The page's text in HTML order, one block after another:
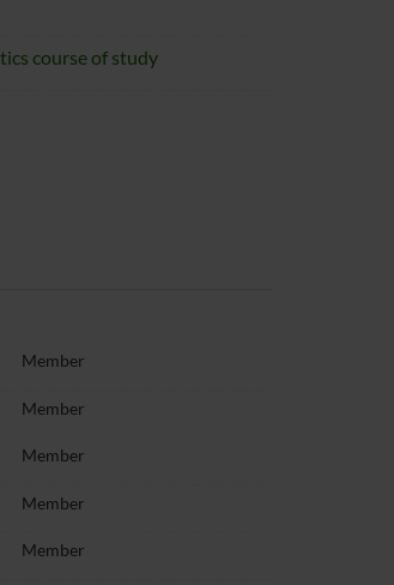
course of study
Member
Member
Member
Member
Member